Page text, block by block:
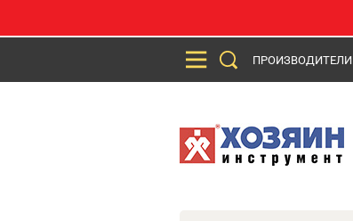
ПРОИЗВОДИТЕЛИ